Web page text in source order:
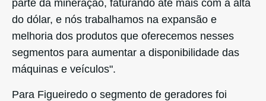
parte da mineração, faturando até mais com a alta
do dólar, e nós trabalhamos na expansão e
melhoria dos produtos que oferecemos nesses
segmentos para aumentar a disponibilidade das
máquinas e veículos".
Para Figueiredo o segmento de geradores foi